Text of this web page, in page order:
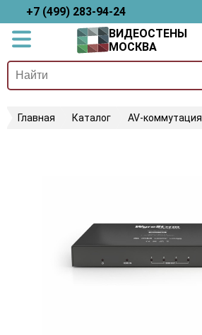
+7 (499) 283-94-24
ВИДЕОСТЕНЫ
МОСКВА
Главная Каталог AV-коммутация